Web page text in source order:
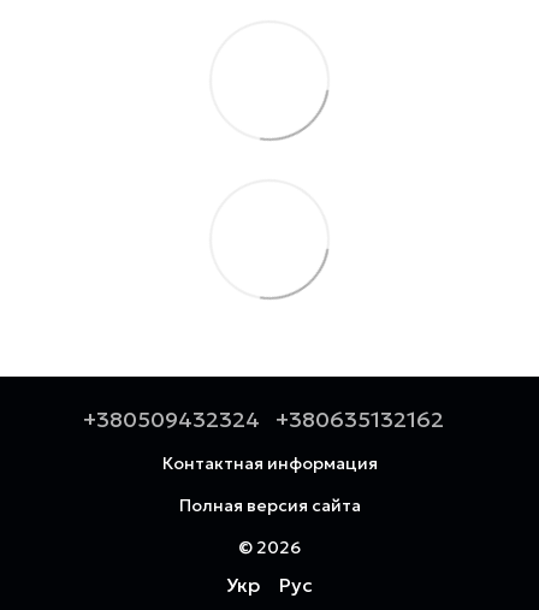
+380509432324 +380635132162
Контактная информация
Полная версия сайта
© 2026
Укр Рус